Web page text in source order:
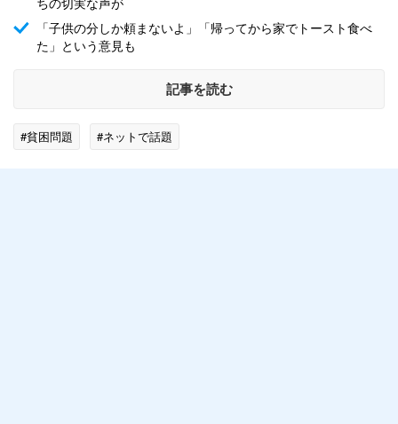
「子供の分しか頼まないよ」「帰ってから家でトースト食べ
た」という意見も
記事を読む
#貧困問題 #ネットで話題